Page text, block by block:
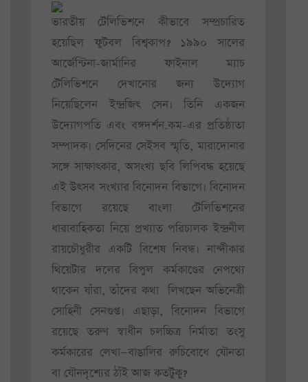
ভারতীয় টেলিভিশনে কীভাবে সম্প্রচারিত
হয়েছিল ফুটবল বিশ্বকাপ? ১৯৯০ সালের
আর্জেন্টিনা-জার্মানির ফাইনাল ম্যাচ
টেলিভিশনে দেখানোর জন্য উদ্যোগ
নিয়েছিলেন ইন্দ্রজিৎ সেন। তিনি একজন
উদ্যোগপতি এবং বঙ্গদর্শন.কম-এর প্রতিষ্ঠাতা
সম্পাদক। সেদিনের সেইসব স্মৃতি, মারাদোনার
সঙ্গে সাক্ষাৎকার, অসংখ্য ছবি লিপিবদ্ধ হয়েছে
এই উৎসব সংখ্যার বিনোদন বিভাগে। বিনোদন
বিভাগে রয়েছে বাংলা টেলিভিশনের
ধারাবাহিকতা নিয়ে প্রখ্যাত পরিচালক ইন্দ্রনীল
রায়চৌধুরীর একটি বিশেষ নিবন্ধ। নান্দীকার
থিয়েটার দলের বিপুল কর্মকাণ্ডের নেপথ্যে
থাকেন যাঁরা, তাঁদের কথা লিখছেন অভিনেত্রী
সোহিনী সেনগুপ্ত। এছাড়া, বিনোদন বিভাগে
রয়েছে তরুণ স্বাধীন চলচ্চিত্র নির্মাতা তংসু
কর্মকারের লেখা—বাঙালির রুচিবোধে যৌনতা
বা যৌনদৃশ্যের ঠাঁই আজ কতটুকু?